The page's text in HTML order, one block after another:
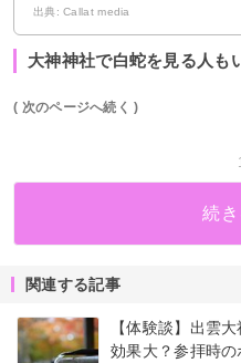
出典: Callat media
大神神社で白蛇を見る人も
( 次のページへ続く )
続
関連する記事
【体験談】出雲
効果大？参拝時の